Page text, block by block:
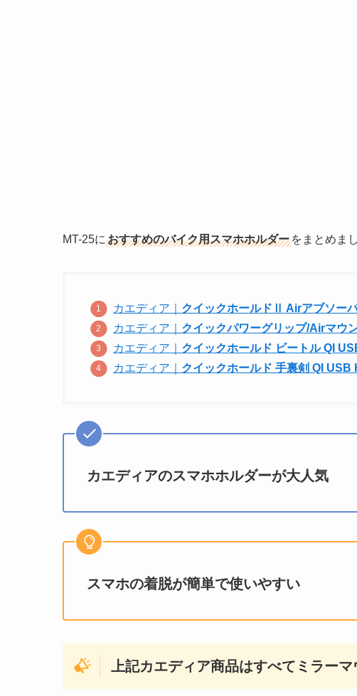
MT-25に おすすめのバイク用スマホホルダー をまとめま
カエディア｜ クイックホールドⅡ Airアブソー
カエディア｜ クイックパワーグリップ/Airマウ
カエディア｜ クイックホールド ビートル QI
カエディア｜ クイックホールド 手裏剣 QI USB
カエディアのスマホホルダーが大人気
スマホの着脱が簡単で使いやすい
上記カエディア商品はすべてミラーマ